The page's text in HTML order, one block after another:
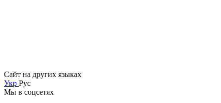
Сайт на других языках
Укр Рус
Мы в соцсетях